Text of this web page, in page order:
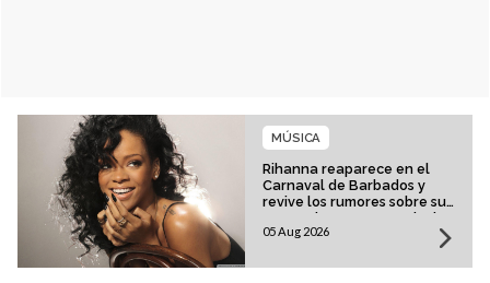
Rihanna reaparece en el
Carnaval de Barbados y
revive los rumores sobre su
esperado regreso musical
MÚSICA
05 Aug 2026